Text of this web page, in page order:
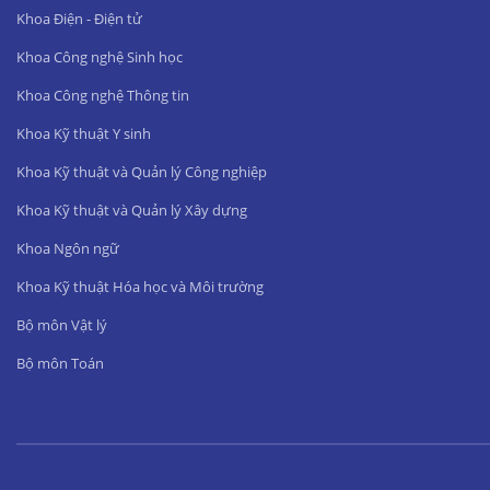
Khoa Điện - Điện tử
Khoa Công nghệ Sinh học
Khoa Công nghệ Thông tin
Khoa Kỹ thuật Y sinh
Khoa Kỹ thuật và Quản lý Công nghiệp
Khoa Kỹ thuật và Quản lý Xây dựng
Khoa Ngôn ngữ
Khoa Kỹ thuật Hóa học và Môi trường
Bộ môn Vật lý
Bộ môn Toán